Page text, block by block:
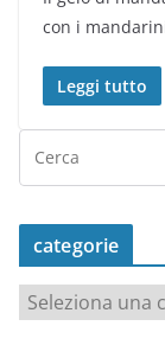
con i
Leggi tutto
categorie